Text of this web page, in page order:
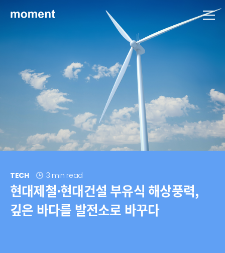
TECH 3 min read
현대제철·현대건설 부유식 해상풍력,
깊은 바다를 발전소로 바꾸다